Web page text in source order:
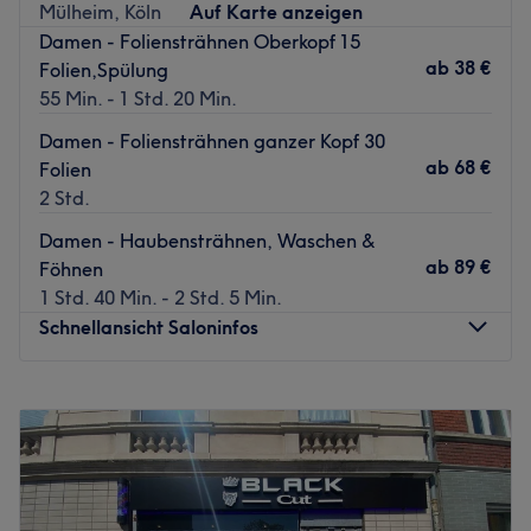
sich die Bus- und Tramhaltestelle Kalk Kapelle.
Das Team:
Inhaberin Haci und Friseurmeisterin Chia haben beide
Salon stets mit einem Lächeln auf den Lippen verlässt.
Was uns an dem Salon gefällt:
Expertise: Haarschnitt & Farbe.
Produkte und Produktmarken: Echos & MK, Soft Liss.
Extras: Kostenlose Getränke, kostenloses WLAN.
Zurück zur Salonansicht
Mülheim, Köln
Auf Karte anzeigen
Damen - Foliensträhnen Oberkopf 15
Folien,Spülung
55 Min. - 1 Std. 20 Min.
ab 38 €
Damen - Foliensträhnen ganzer Kopf 30
Folien
2 Std.
ab 68 €
Damen - Haubensträhnen, Waschen &
Föhnen
1 Std. 40 Min. - 2 Std. 5 Min.
ab 89 €
Schnellansicht Saloninfos
Dienstag
09:00–18:00
Mittwoch
09:00
18:00
Donnerstag
09:00–18:00
Freitag
09:00–18:00